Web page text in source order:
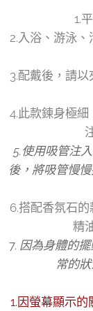
1.
2.入浴、游泳
3.配戴後，請
4.此款鍊身極
5.使用吸管注
後，將吸管慢
6.搭配香氛石
精
7. 因為身體的
常的
1.因螢幕顯示